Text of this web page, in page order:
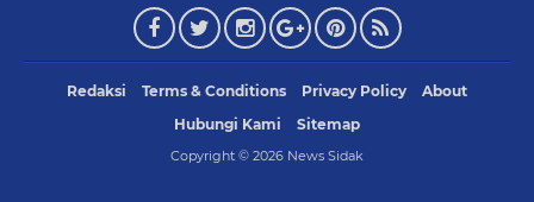
Redaksi Terms & Conditions Privacy Policy
About
Hubungi Kami
Sitemap
Copyright © 2026 News Sidak